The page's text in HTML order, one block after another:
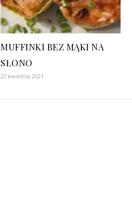
MUFFINKI BEZ MĄKI NA
SŁONO
22 kwietnia 2021